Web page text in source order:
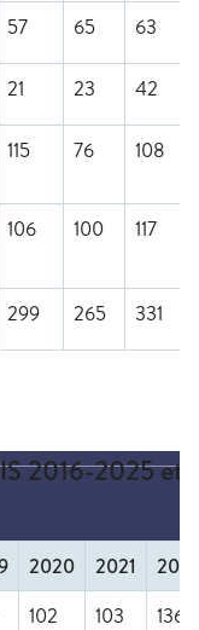
57 65 63
21 23 42
115 76 108
106 100 117
299 265 331
2016-2025
2020 2021
102 103 136